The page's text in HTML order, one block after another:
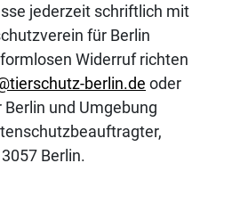
jederzeit schriftlich mit
für Berlin
Widerruf richten
berlin.de oder
und Umgebung
Berlin.